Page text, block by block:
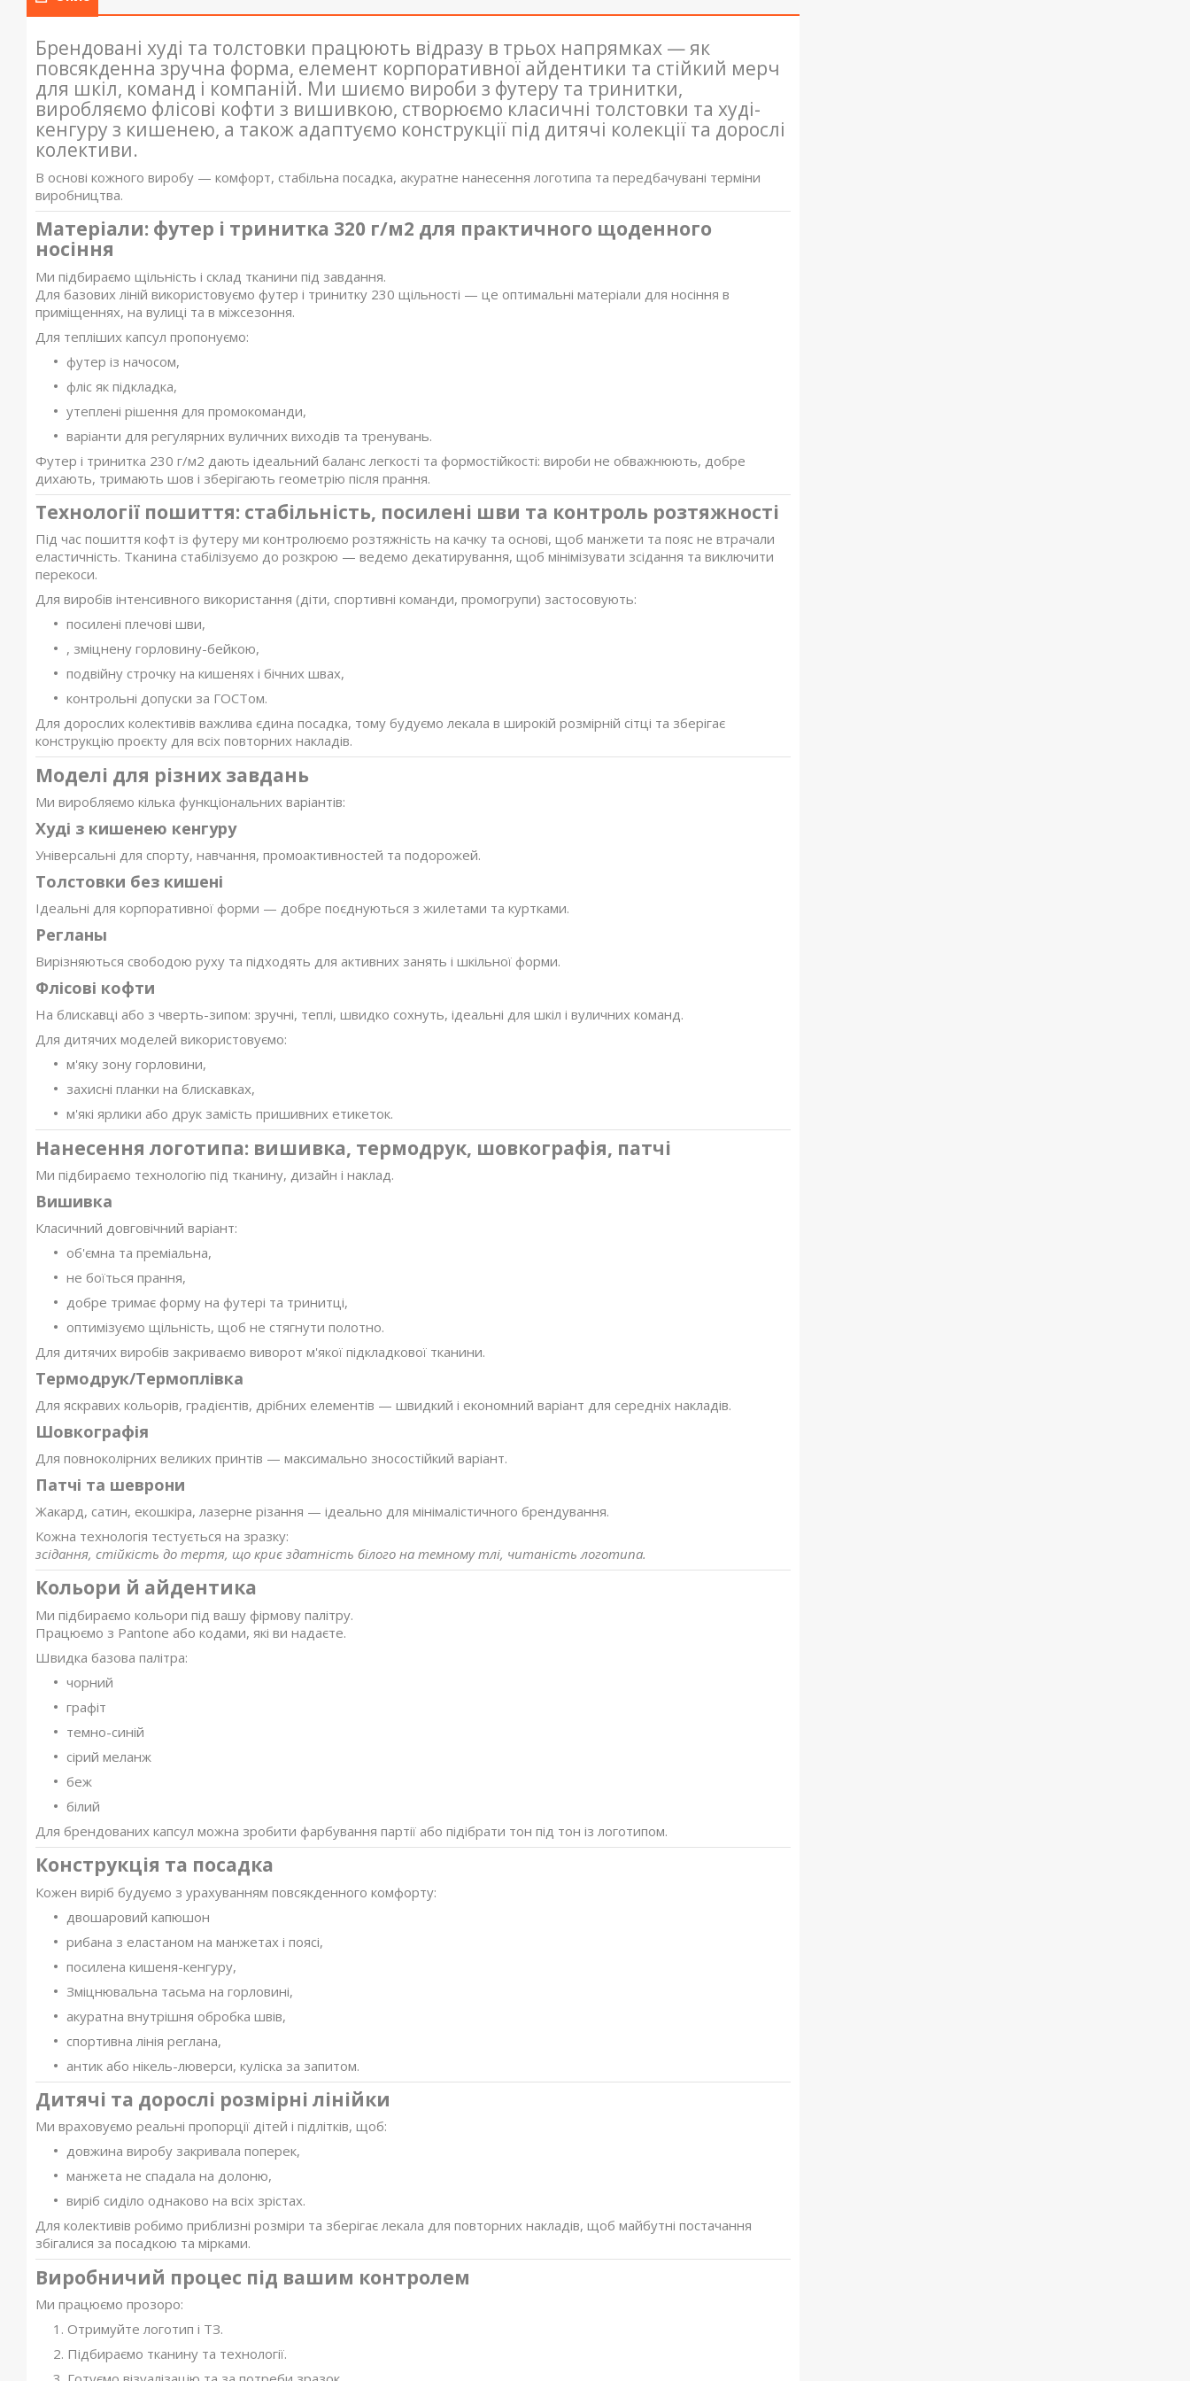
Брендовані худі та толстовки працюють відразу в трьох напрямках — як
повсякденна зручна форма, елемент корпоративної айдентики та стійкий мерч
для шкіл, команд і компаній. Ми шиємо вироби з футеру та тринитки,
виробляємо флісові кофти з вишивкою, створюємо класичні толстовки та худі-
кенгуру з кишенею, а також адаптуємо конструкції під дитячі колекції та дорослі
колективи.
В основі кожного виробу — комфорт, стабільна посадка, акуратне нанесення логотипа та передбачувані терміни
виробництва.
Матеріали: футер і тринитка 320 г/м2 для практичного щоденного
носіння
Ми підбираємо щільність і склад тканини під завдання.
Для базових ліній використовуємо футер і тринитку 230 щільності — це оптимальні матеріали для носіння в
приміщеннях, на вулиці та в міжсезоння.
Для тепліших капсул пропонуємо:
футер із начосом,
фліс як підкладка,
утеплені рішення для промокоманди,
варіанти для регулярних вуличних виходів та тренувань.
Футер і тринитка 230 г/м2 дають ідеальний баланс легкості та формостійкості: вироби не обважнюють, добре
дихають, тримають шов і зберігають геометрію після прання.
Технології пошиття: стабільність, посилені шви та контроль розтяжності
Під час пошиття кофт із футеру ми контролюємо розтяжність на качку та основі, щоб манжети та пояс не втрачали
еластичність. Тканина стабілізуємо до розкрою — ведемо декатирування, щоб мінімізувати зсідання та виключити
перекоси.
Для виробів інтенсивного використання (діти, спортивні команди, промогрупи) застосовують:
посилені плечові шви,
, зміцнену горловину-бейкою,
подвійну строчку на кишенях і бічних швах,
контрольні допуски за ГОСТом.
Для дорослих колективів важлива єдина посадка, тому будуємо лекала в широкій розмірній сітці та зберігає
конструкцію проєкту для всіх повторних накладів.
Моделі для різних завдань
Ми виробляємо кілька функціональних варіантів:
Худі з кишенею кенгуру
Універсальні для спорту, навчання, промоактивностей та подорожей.
Толстовки без кишені
Ідеальні для корпоративної форми — добре поєднуються з жилетами та куртками.
Регланы
Вирізняються свободою руху та підходять для активних занять і шкільної форми.
Флісові кофти
На блискавці або з чверть-зипом: зручні, теплі, швидко сохнуть, ідеальні для шкіл і вуличних команд.
Для дитячих моделей використовуємо:
м'яку зону горловини,
захисні планки на блискавках,
м'які ярлики або друк замість пришивних етикеток.
Нанесення логотипа: вишивка, термодрук, шовкографія, патчі
Ми підбираємо технологію під тканину, дизайн і наклад.
Вишивка
Класичний довговічний варіант:
об'ємна та преміальна,
не боїться прання,
добре тримає форму на футері та тринитці,
оптимізуємо щільність, щоб не стягнути полотно.
Для дитячих виробів закриваємо виворот м'якої підкладкової тканини.
Термодрук/Термоплівка
Для яскравих кольорів, градієнтів, дрібних елементів — швидкий і економний варіант для середніх накладів.
Шовкографія
Для повноколірних великих принтів — максимально зносостійкий варіант.
Патчі та шеврони
Жакард, сатин, екошкіра, лазерне різання — ідеально для мінімалістичного брендування.
Кожна технологія тестується на зразку:
зсідання, стійкість до тертя, що криє здатність білого на темному тлі, читаність логотипа.
Кольори й айдентика
Ми підбираємо кольори під вашу фірмову палітру.
Працюємо з Pantone або кодами, які ви надаєте.
Швидка базова палітра:
чорний
графіт
темно-синій
сірий меланж
беж
білий
Для брендованих капсул можна зробити фарбування партії або підібрати тон під тон із логотипом.
Конструкція та посадка
Кожен виріб будуємо з урахуванням повсякденного комфорту:
двошаровий капюшон
рибана з еластаном на манжетах і поясі,
посилена кишеня-кенгуру,
Зміцнювальна тасьма на горловині,
акуратна внутрішня обробка швів,
спортивна лінія реглана,
антик або нікель-люверси, куліска за запитом.
Дитячі та дорослі розмірні лінійки
Ми враховуємо реальні пропорції дітей і підлітків, щоб:
довжина виробу закривала поперек,
манжета не спадала на долоню,
виріб сиділо однаково на всіх зрістах.
Для колективів робимо приблизні розміри та зберігає лекала для повторних накладів, щоб майбутні постачання
збігалися за посадкою та мірками.
Виробничий процес під вашим контролем
Ми працюємо прозоро:
Отримуйте логотип і ТЗ.
Підбираємо тканину та технології.